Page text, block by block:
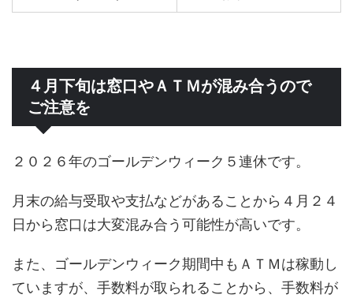
４月下旬は窓口やＡＴＭが混み合うので
ご注意を
２０２６年のゴールデンウィーク５連休です。
月末の給与受取や支払などがあることから４月２４
日から窓口は大変混み合う可能性が高いです。
また、ゴールデンウィーク期間中もＡＴＭは稼動し
ていますが、手数料が取られることから、手数料が